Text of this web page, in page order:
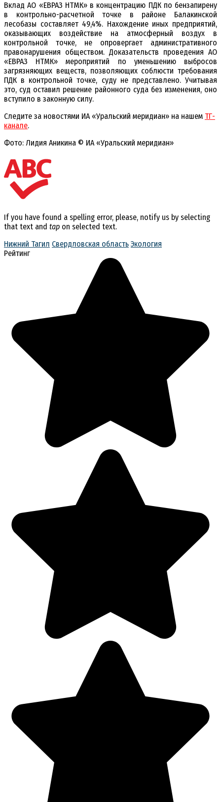
Вклад АО «ЕВРАЗ НТМК» в концентрацию ПДК по бензапирену
в контрольно-расчетной точке в районе Балакинской
лесобазы составляет 49,4%. Нахождение иных предприятий,
оказывающих воздействие на атмосферный воздух в
контрольной точке, не опровергает административного
правонарушения обществом. Доказательств проведения АО
«ЕВРАЗ НТМК» мероприятий по уменьшению выбросов
загрязняющих веществ, позволяющих соблюсти требования
ПДК в контрольной точке, суду не представлено. Учитывая
это, суд оставил решение районного суда без изменения, оно
вступило в законную силу.
Следите за новостями ИА «Уральский меридиан» на нашем ТГ-
канале.
Фото: Лидия Аникина © ИА «Уральский меридиан»
If you have found a spelling error, please, notify us by selecting
that text and tap on selected text.
Нижний Тагил Свердловская область Экология
Рейтинг